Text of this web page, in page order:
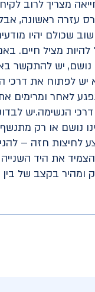
מצריך לרוב
עזרה ראשונה,
שכולם יהיו
להיות מציל חיים.
נושם, יש להתקשר
יש לפתוח את
לאחר ומרימים
הנשימה.יש
נושם או רק
לחיצות חזה –
את היד